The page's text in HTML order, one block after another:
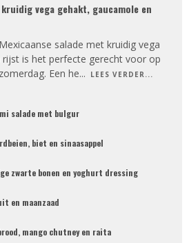
vega gehakt, gaucamole en
salade met kruidig vega
rijst is het perfecte gerecht voor op
Een he... LEES VERDER...
salade met bulgur
biet en sinaasappel
zwarte bonen en yoghurt dressing
en maanzaad
mango chutney en raita